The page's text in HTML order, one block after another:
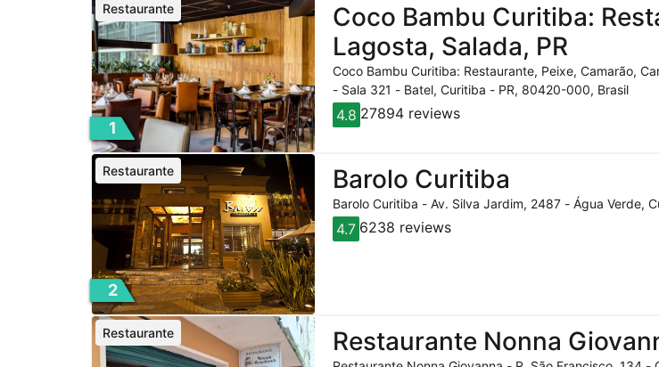
1
Coco Bambu Curitiba:
Lagosta, Salada, PR
Restaurante
Coco Bambu Curitiba: Restaurante, Peixe, Camarão,
- Sala 321 - Batel, Curitiba - PR, 80420-000, Brasil
4.8 27894 reviews
2
Barolo Curitiba
Restaurante
Barolo Curitiba - Av. Silva Jardim, 2487 - Água Verde,
4.7 6238 reviews
Restaurante Nonna
Restaurante